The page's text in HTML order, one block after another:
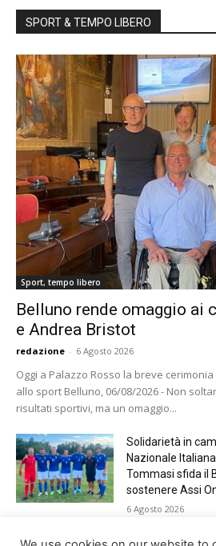
SPORT & TEMPO LIBERO
Sport, tempo libero
Belluno rende omaggio ai
e Andrea Bristot
redazione - 6 Agosto 2026
Oggi a Palazzo Rosso la breve
allo sport Belluno, 06/08/2026 - Non
risultati sportivi, ma un omaggio...
Solidarietà in
Nazionale
Tommasi sfida il
sostenere Assi
6 Agosto 2026
Shade,